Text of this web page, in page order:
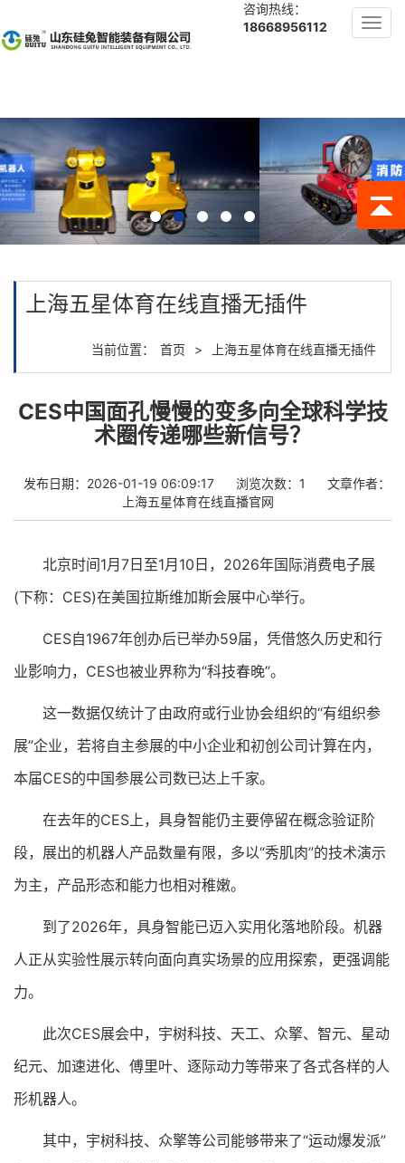
咨询热线：
18668956112
上海五星体育在线直播无插件
当前位置： 首页 > 上海五星体育在线直播无插件
CES中国面孔慢慢的变多向全球科学技
术圈传递哪些新信号？
发布日期：2026-01-19 06:09:17 浏览次数：1
文章作者：
上海五星体育在线直播官网
北京时间1月7日至1月10日，2026年国际消费电子展
(下称：CES)在美国拉斯维加斯会展中心举行。
CES自1967年创办后已举办59届，凭借悠久历史和行
业影响力，CES也被业界称为“科技春晚”。
这一数据仅统计了由政府或行业协会组织的“有组织参
展”企业，若将自主参展的中小企业和初创公司计算在内，
本届CES的中国参展公司数已达上千家。
在去年的CES上，具身智能仍主要停留在概念验证阶
段，展出的机器人产品数量有限，多以“秀肌肉”的技术演示
为主，产品形态和能力也相对稚嫩。
到了2026年，具身智能已迈入实用化落地阶段。机器
人正从实验性展示转向面向真实场景的应用探索，更强调能
力。
此次CES展会中，宇树科技、天工、众擎、智元、星动
纪元、加速进化、傅里叶、逐际动力等带来了各式各样的人
形机器人。
其中，宇树科技、众擎等公司能够带来了“运动爆发派”